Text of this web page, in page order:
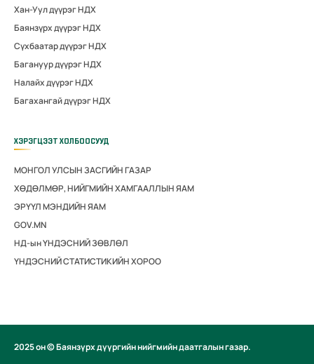
Хан-Уул дүүрэг НДХ
Баянзүрх дүүрэг НДХ
Сүхбаатар дүүрэг НДХ
Багануур дүүрэг НДХ
Налайх дүүрэг НДХ
Багахангай дүүрэг НДХ
ХЭРЭГЦЭЭТ ХОЛБООСУУД
МОНГОЛ УЛСЫН ЗАСГИЙН ГАЗАР
ХӨДӨЛМӨР, НИЙГМИЙН ХАМГААЛЛЫН ЯАМ
ЭРҮҮЛ МЭНДИЙН ЯАМ
GOV.MN
НД-ын ҮНДЭСНИЙ ЗӨВЛӨЛ
ҮНДЭСНИЙ СТАТИСТИКИЙН ХОРОО
2025 он © Баянзүрх дүүргийн нийгмийн даатгалын газар.